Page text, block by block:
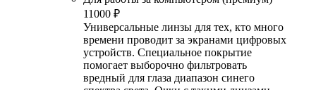
11000 ₽
Универсальные линзы для тех, кто много
времени проводит за экранами цифровых
устройств. Специальное покрытие
помогает выборочно фильтровать
вредный для глаза диапазон синего